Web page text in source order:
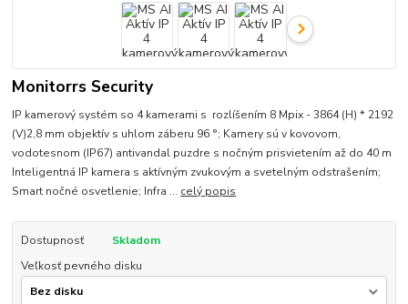
Monitorrs Security
IP kamerový systém so 4 kamerami s rozlíšením 8 Mpix - 3864 (H) * 2192
(V)2,8 mm objektív s uhlom záberu 96 °; Kamery sú v kovovom,
vodotesnom (IP67) antivandal puzdre s nočným prisvietením až do 40 m
Inteligentná IP kamera s aktívným zvukovým a svetelným odstrašením;
Smart nočné osvetlenie; Infra ... celý popis
Dostupnosť
Skladom
Veľkosť pevného disku